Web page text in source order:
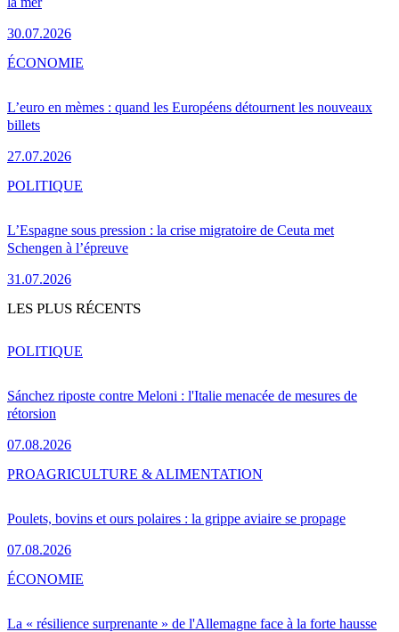
30.07.2026
L’euro en mèmes : quand les Européens détournent les nouveaux
billets
27.07.2026
ÉCONOMIE
L’Espagne sous pression : la crise migratoire de Ceuta met
Schengen à l’épreuve
31.07.2026
POLITIQUE
LES PLUS RÉCENTS
Sánchez riposte contre Meloni : l'Italie menacée de mesures de
rétorsion
07.08.2026
POLITIQUE
Poulets, bovins et ours polaires : la grippe aviaire se propage
07.08.2026
PROAGRICULTURE & ALIMENTATION
La « résilience surprenante » de l'Allemagne face à la forte hausse
ÉCONOMIE